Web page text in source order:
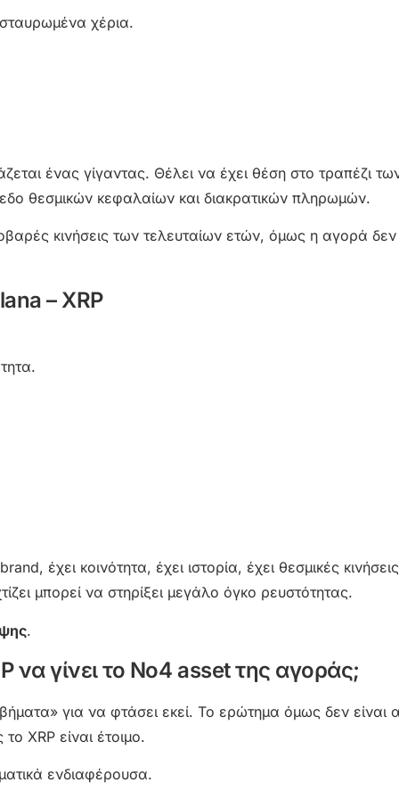
χέρια.
ένας γίγαντας. Θέλει να έχει θέση στο τραπέζι
θεσμικών κεφαλαίων και διακρατικών πληρωμών.
κινήσεις των τελευταίων ετών, όμως η αγορά δεν
– XRP
έχει κοινότητα, έχει ιστορία, έχει θεσμικές
μπορεί να στηρίξει μεγάλο όγκο ρευστότητας.
.
να γίνει το Νο4 asset της αγοράς;
για να φτάσει εκεί. Το ερώτημα όμως δεν είναι
XRP είναι έτοιμο.
ενδιαφέρουσα.